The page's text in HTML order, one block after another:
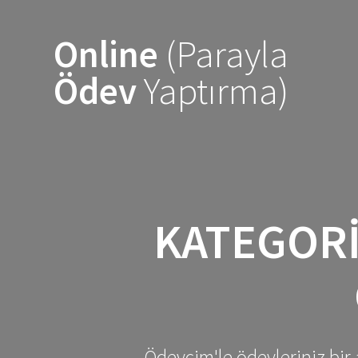
Online (Parayla
ÖdevYaptırma)